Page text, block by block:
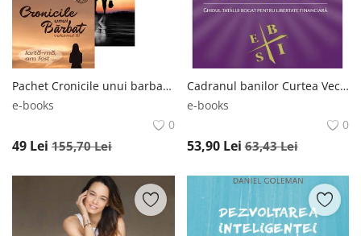
Pachet Cronicile unui barbat - Vol. 1 + 2 + 3 Bookzone
e-books
0
49 Lei 155,70Lei
Cadranul banilor Curtea Veche
e-books
0
53,90 Lei 63,43Lei